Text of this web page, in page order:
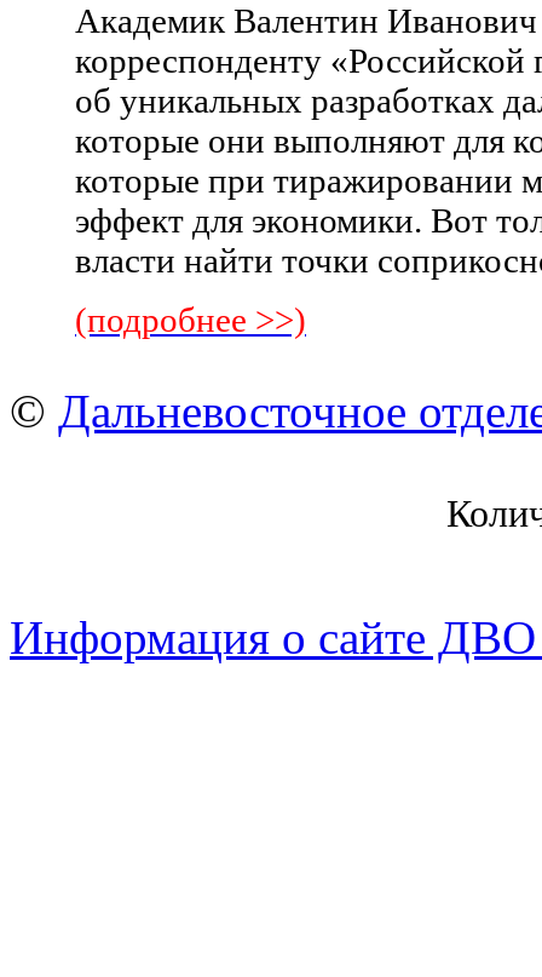
Академик Валентин
корреспонденту «Российской
об уникальных разработках
которые они выполняют для
которые при тиражировании
эффект для экономики. Вот
власти найти точки
(подробнее >>)
© Дальневосточное
Информация о сайте